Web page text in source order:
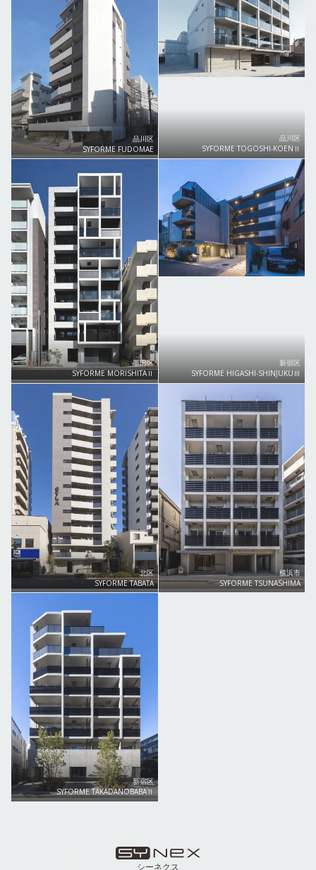
品川区
SYFORME FUDOMAE
品川区
SYFORME TOGOSHI-KOENⅡ
墨田区
SYFORME MORISHITAⅡ
新宿区
SYFORME HIGASHI-SHINJUKUⅢ
北区
SYFORME TABATA
横浜市
SYFORME TSUNASHIMA
新宿区
SYFORME TAKADANOBABAⅡ
シーネクス